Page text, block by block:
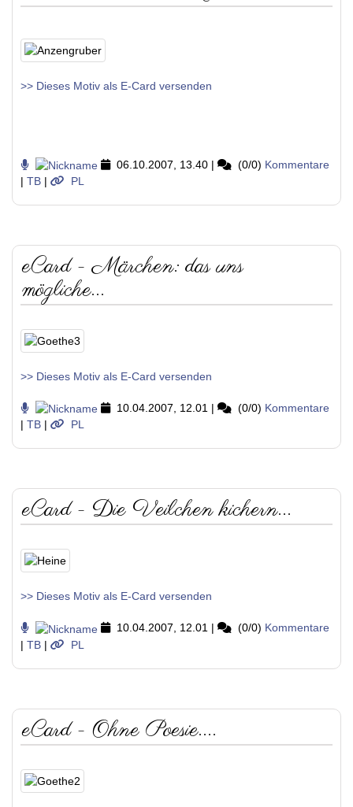
>> Dieses Motiv als E-Card versenden
06.10.2007, 13.40 | (0/0) Kommentare
| TB | PL
eCard - Märchen: das uns
mögliche...
>> Dieses Motiv als E-Card versenden
10.04.2007, 12.01 | (0/0) Kommentare
| TB | PL
eCard - Die Veilchen kichern...
>> Dieses Motiv als E-Card versenden
10.04.2007, 12.01 | (0/0) Kommentare
| TB | PL
eCard - Ohne Poesie....